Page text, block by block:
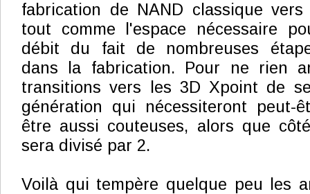
fabrication de NAND classique
tout comme l'espace nécessaire
débit du fait de nombreuses
dans la fabrication. Pour ne rien
transitions vers les 3D Xpoint de
génération qui nécessiteront peut-
être aussi couteuses, alors que
sera divisé par 2.
Voilà qui tempère quelque peu les